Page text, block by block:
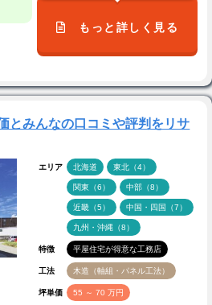
もっと詳しく見る
とみんなの口コミや評判をリサ
エリア 北海道 東北（4）
関東（6） 中部（8）
近畿（5） 中国・四国（7）
九州・沖縄（8）
特徴 平屋住宅が得意な工務店
工法 木造（軸組・パネル工法）
坪単価 55 ～ 70 万円